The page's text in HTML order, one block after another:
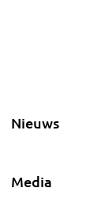
Nieuws
Media